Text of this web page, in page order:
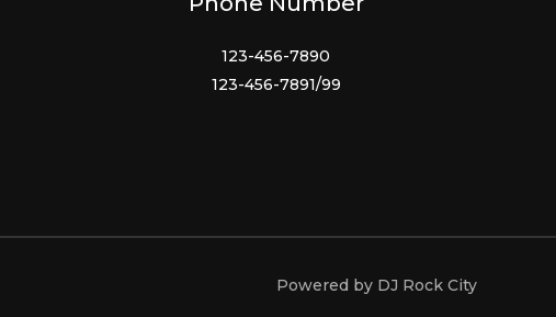
123-456-7890
123-456-7891/99
Powered by DJ Rock City